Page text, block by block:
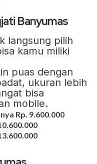
Banyumas
langsung pilih
kamu miliki
puas dengan
ukuran lebih
bisa
mobile.
Rp. 9.600.000